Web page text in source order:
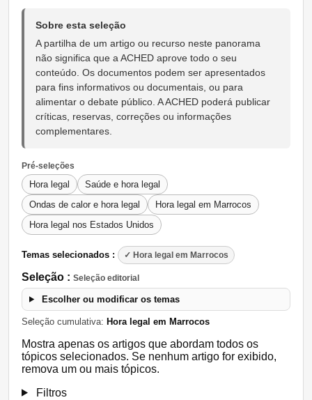
Sobre esta seleção
A partilha de um artigo ou recurso neste panorama
não significa que a ACHED aprove todo o seu
conteúdo. Os documentos podem ser apresentados
para fins informativos ou documentais, ou para
alimentar o debate público. A ACHED poderá publicar
críticas, reservas, correções ou informações
complementares.
Pré-seleções
Hora legal
Saúde e hora legal
Ondas de calor e hora legal
Hora legal em Marrocos
Hora legal nos Estados Unidos
Temas selecionados : ✓ Hora legal em Marrocos
Seleção : Seleção editorial
Escolher ou modificar os temas
Seleção cumulativa: Hora legal em Marrocos
Mostra apenas os artigos que abordam todos os
tópicos selecionados. Se nenhum artigo for exibido,
remova um ou mais tópicos.
Filtros